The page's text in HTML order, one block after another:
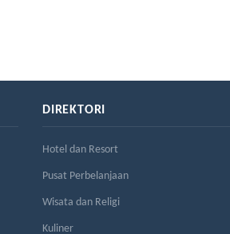
DIREKTORI
Hotel dan Resort
Pusat Perbelanjaan
Wisata dan Religi
Kuliner